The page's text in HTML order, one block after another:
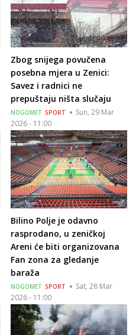
Zbog snijega povučena
posebna mjera u Zenici:
Savez i radnici ne
prepuštaju ništa slučaju
NOGOMET SPORT
Sun, 29 Mar
2026 - 11:00
Bilino Polje je odavno
rasprodano, u zeničkoj
Areni će biti organizovana
Fan zona za gledanje
baraža
NOGOMET SPORT
Sat, 28 Mar
2026 - 11:00